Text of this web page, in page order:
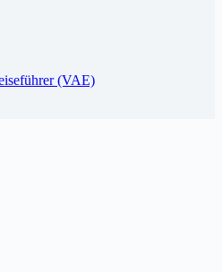
(VAE)